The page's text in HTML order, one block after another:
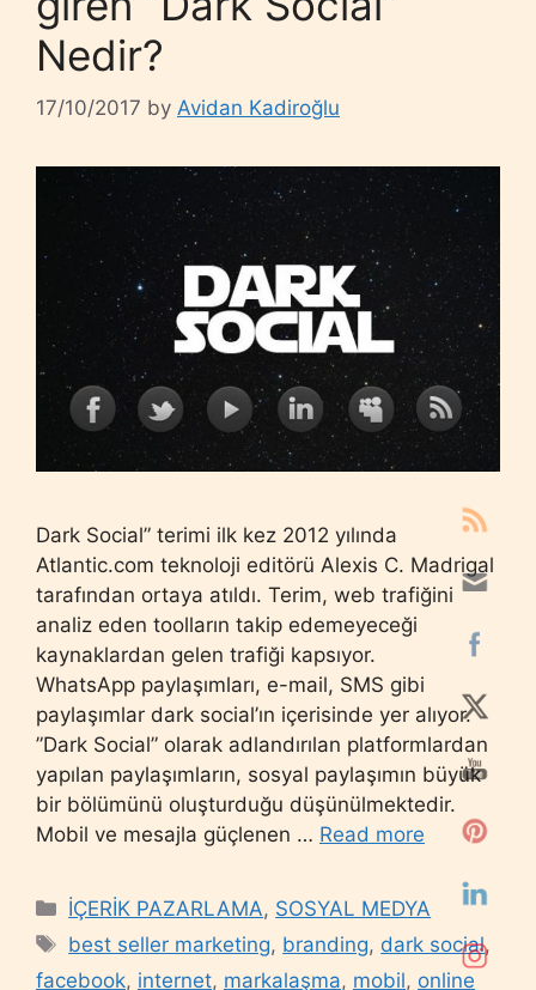
Nedir?
17/10/2017 by Avidan Kadiroğlu
Dark Social” terimi ilk kez 2012 yılında
Atlantic.com teknoloji editörü Alexis C. Madrigal
tarafından ortaya atıldı. Terim, web trafiğini
analiz eden toolların takip edemeyeceği
kaynaklardan gelen trafiği kapsıyor.
WhatsApp paylaşımları, e-mail, SMS gibi
paylaşımlar dark social’ın içerisinde yer alıyor.
”Dark Social” olarak adlandırılan platformlardan
yapılan paylaşımların, sosyal paylaşımın büyük
bir bölümünü oluşturduğu düşünülmektedir.
Mobil ve mesajla güçlenen … Read more
Categories
İÇERİK PAZARLAMA, SOSYAL MEDYA
Tags
best seller marketing, branding, dark social,
facebook, internet, markalaşma, mobil, online